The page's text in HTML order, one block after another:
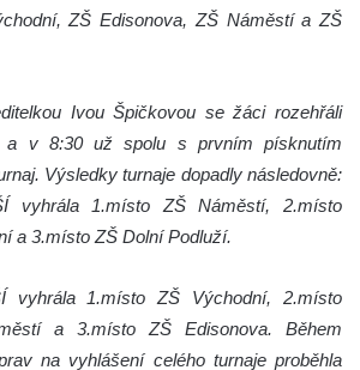
ZŠ Edisonova, ZŠ Náměstí a ZŠ
Ivou Špičkovou se žáci rozehřáli
a v 8:30 už spolu s prvním písknutím
Výsledky turnaje dopadly následovně:
vyhrála 1.místo ZŠ Náměstí, 2.místo
a 3.místo ZŠ Dolní Podluží.
vyhrála 1.místo ZŠ Východní, 2.místo
a 3.místo ZŠ Edisonova. Během
na vyhlášení celého turnaje proběhla